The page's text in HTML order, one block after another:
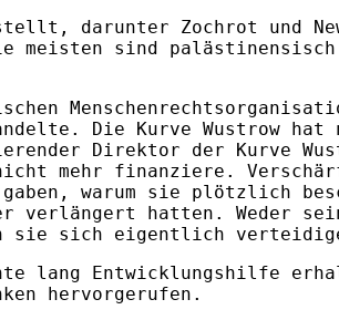
darunter Zochrot und
meisten sind
Die Kurve Wustrow
Direktor der Kurve
mehr finanziere.
warum sie plötzlich
hatten. Weder
sie sich eigentlich
lang Entwicklungshilfe
hervorgerufen.